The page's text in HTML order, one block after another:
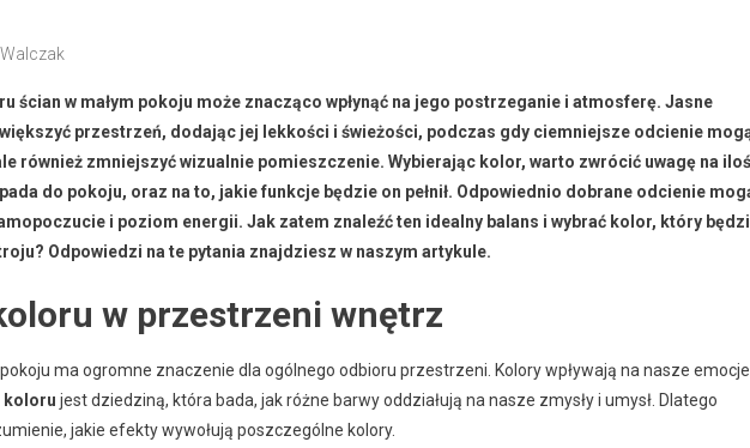
ścian w małym pokoju może znacząco wpłynąć na jego postrzeganie i atmosferę. Jasne
przestrzeń, dodając jej lekkości i świeżości, podczas gdy ciemniejsze odcienie
również zmniejszyć wizualnie pomieszczenie. Wybierając kolor, warto zwrócić uwagę na
do pokoju, oraz na to, jakie funkcje będzie on pełnił. Odpowiednio dobrane odcienie
i poziom energii. Jak zatem znaleźć ten idealny balans i wybrać kolor, który
Odpowiedzi na te pytania znajdziesz w naszym artykule.
w przestrzeni wnętrz
ma ogromne znaczenie dla ogólnego odbioru przestrzeni. Kolory wpływają na nasze
koloru jest dziedziną, która bada, jak różne barwy oddziałują na nasze zmysły i umysł. Dlatego
jakie efekty wywołują poszczególne kolory.